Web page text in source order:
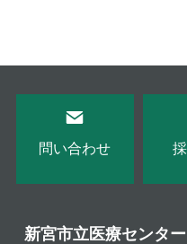
問い合わせ
新宮市立医療センター